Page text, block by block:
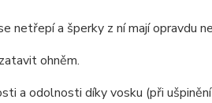
netřepí a šperky z ní mají opravdu
ohněm.
a odolnosti díky vosku (při